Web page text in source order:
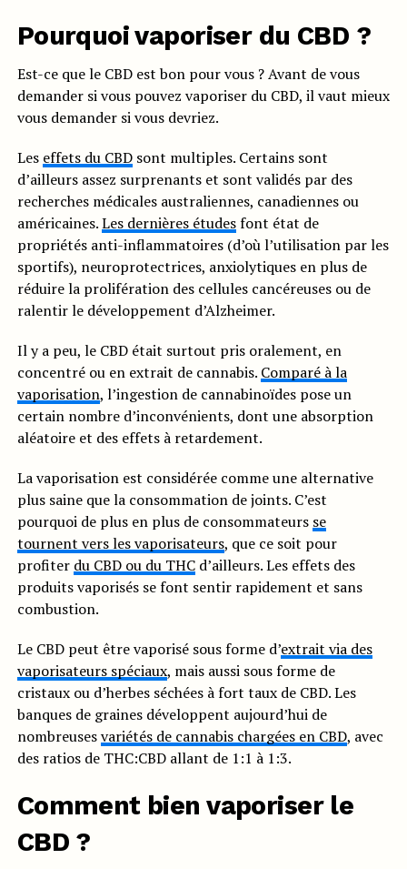
Pourquoi vaporiser du CBD ?
Est-ce que le CBD est bon pour vous ? Avant de vous
demander si vous pouvez vaporiser du CBD, il vaut mieux
vous demander si vous devriez.
Les effets du CBDsont multiples. Certains sont
d’ailleurs assez surprenants et sont validés par des
recherches médicales australiennes, canadiennes ou
américaines.Les dernières étudesfont état de
propriétés anti-inflammatoires (d’où l’utilisation par les
sportifs), neuroprotectrices, anxiolytiques en plus de
réduire la prolifération des cellules cancéreuses ou de
ralentir le développement d’Alzheimer.
Il y a peu, le CBD était surtout pris oralement, en
concentré ou en extrait de cannabis. Comparé à la
vaporisation, l’ingestion de cannabinoïdes pose un
certain nombre d’inconvénients, dont une absorption
aléatoire et des effets à retardement.
La vaporisation est considérée comme une alternative
plus saine que la consommation de joints. C’est
pourquoi de plus en plus de consommateurs se
tournent vers les vaporisateurs, que ce soit pour
profiter du CBD ou du THCd’ailleurs. Les effets des
produits vaporisés se font sentir rapidement et sans
combustion.
Le CBD peut être vaporisé sous forme d’extrait via des
vaporisateurs spéciaux, mais aussi sous forme de
cristaux ou d’herbes séchées à fort taux de CBD. Les
banques de graines développent aujourd’hui de
nombreusesvariétés de cannabis chargées en CBD, avec
des ratios de THC:CBD allant de 1:1 à 1:3.
Comment bien vaporiser le
CBD ?